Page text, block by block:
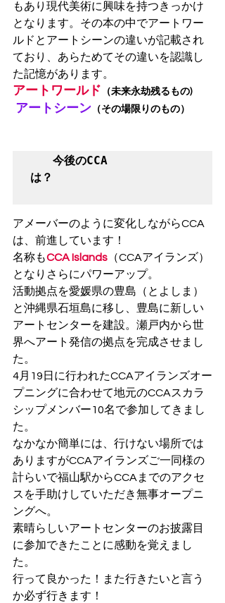
もあり現代美術に興味を持つきっかけ
となります。その本の中でアートワー
ルドとアートシーンの違いが記載され
ており、あらためてその違いを認識し
た記憶があります。
アートワールド （未来永劫残るもの)
アートシーン （その場限りのもの）
今後のCCA
は？
アメーバーのように変化しながらCCA
は、前進しています！
名称もCCA Islands （CCAアイランズ）
となりさらにパワーアップ。
活動拠点を愛媛県の豊島（とよしま）
と沖縄県石垣島に移し、豊島に新しい
アートセンターを建設。瀬戸内から世
界へアート発信の拠点を完成させまし
た。
4月19日に行われたCCAアイランズオー
プニングに合わせて地元のCCAスカラ
シップメンバー10名で参加してきまし
た。
なかなか簡単には、行けない場所では
ありますがCCAアイランズご一同様の
計らいで福山駅からCCAまでのアクセ
スを手助けしていただき無事オープニ
ングへ。
素晴らしいアートセンターのお披露目
に参加できたことに感動を覚えまし
た。
行って良かった！また行きたいと言う
か必ず行きます！